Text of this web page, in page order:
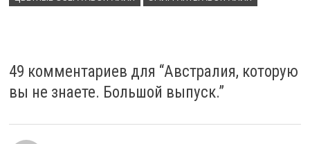
49 комментариев для “Австралия, которую
вы не знаете. Большой выпуск.”